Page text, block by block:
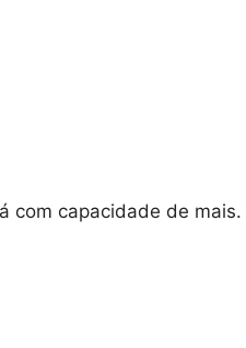
com capacidade de mais.